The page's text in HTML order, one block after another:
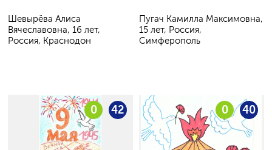
Шевырёва Алиса
Вячеславовна, 16 лет,
Россия, Краснодон
Пугач Камилла Максимовна,
15 лет, Россия,
Симферополь
42
0 40
0